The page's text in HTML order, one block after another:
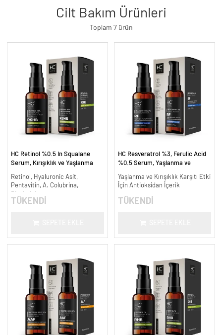
Cilt Bakım Ürünleri
Toplam 7 ürün
HC Retinol %0.5 In Squalane
Serum, Kırışıklık ve Yaşlanma
Retinol, Hyaluronic Asit,
Pentavitin, A. Colubrina,
Bisabolol
TÜKENDİ
HC Resveratrol %3, Ferulic Acid
%0.5 Serum, Yaşlanma ve
Yaşlanma ve Kırışıklık Karşıtı Etki
İçin Antioksidan İçerik
TÜKENDİ